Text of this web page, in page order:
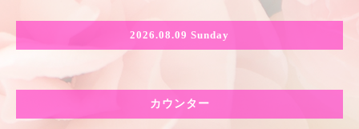
2026.08.09 Sunday
カウンター